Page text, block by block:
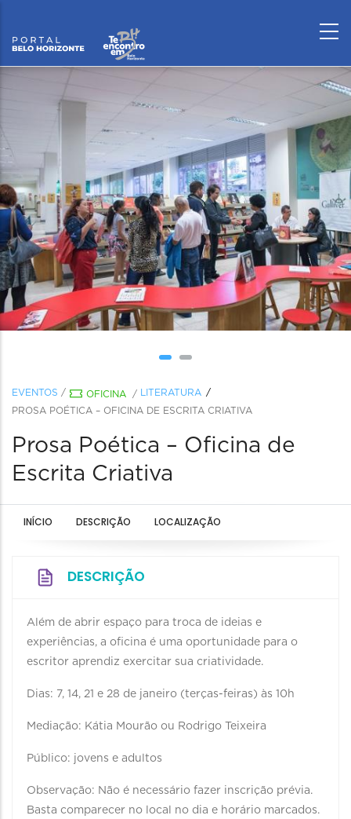
EVENTOS / OFICINA /
LITERATURA
PROSA POÉTICA – OFICINA DE ESCRITA CRIATIVA
Prosa Poética – Oficina de
Escrita Criativa
INÍCIO DESCRIÇÃO LOCALIZAÇÃO
DESCRIÇÃO
Além de abrir espaço para troca de ideias e
experiências, a oficina é uma oportunidade para o
escritor aprendiz exercitar sua criatividade.
Dias: 7, 14, 21 e 28 de janeiro (terças-feiras) às 10h
Mediação: Kátia Mourão ou Rodrigo Teixeira
Público: jovens e adultos
Observação: Não é necessário fazer inscrição prévia.
Basta comparecer no local no dia e horário marcados.